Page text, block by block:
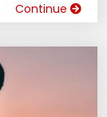
Continue